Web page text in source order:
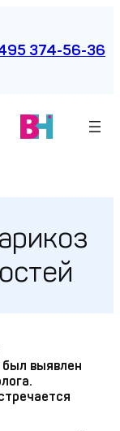
374-56-36
выявлен